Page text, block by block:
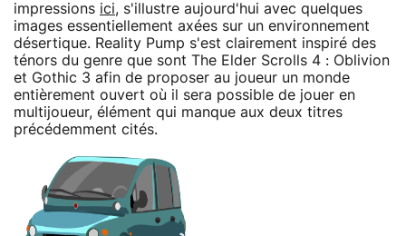
impressions ici, s'illustre aujourd'hui avec quelques
images essentiellement axées sur un environnement
désertique. Reality Pump s'est clairement inspiré des
ténors du genre que sont The Elder Scrolls 4 : Oblivion
et Gothic 3 afin de proposer au joueur un monde
entièrement ouvert où il sera possible de jouer en
multijoueur, élément qui manque aux deux titres
précédemment cités.